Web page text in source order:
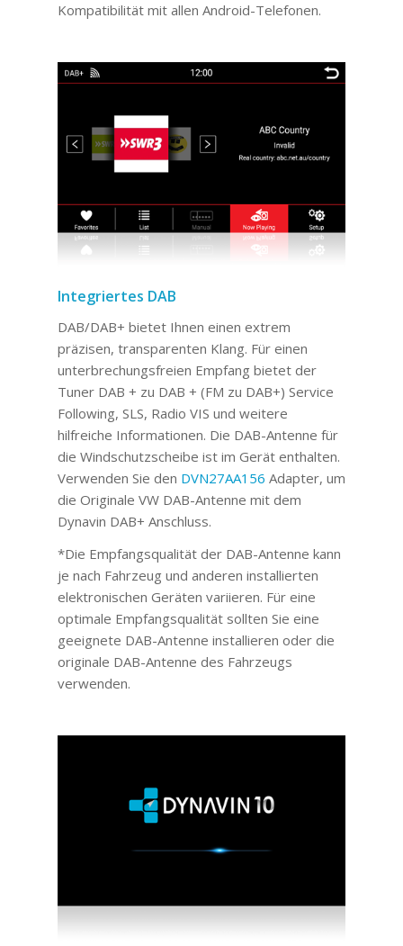
Kompatibilität mit allen Android-Telefonen.
Integriertes DAB
DAB/DAB+ bietet Ihnen einen extrem
präzisen, transparenten Klang. Für einen
unterbrechungsfreien Empfang bietet der
Tuner DAB + zu DAB + (FM zu DAB+) Service
Following, SLS, Radio VIS und weitere
hilfreiche Informationen. Die DAB-Antenne für
die Windschutzscheibe ist im Gerät enthalten.
Verwenden Sie den DVN27AA156 Adapter, um
die Originale VW DAB-Antenne mit dem
Dynavin DAB+ Anschluss.
*Die Empfangsqualität der DAB-Antenne kann
je nach Fahrzeug und anderen installierten
elektronischen Geräten variieren. Für eine
optimale Empfangsqualität sollten Sie eine
geeignete DAB-Antenne installieren oder die
originale DAB-Antenne des Fahrzeugs
verwenden.